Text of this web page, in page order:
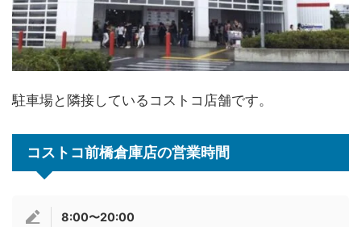
駐車場と隣接しているコストコ店舗です。
コストコ前橋倉庫店の営業時間
8:00〜20:00